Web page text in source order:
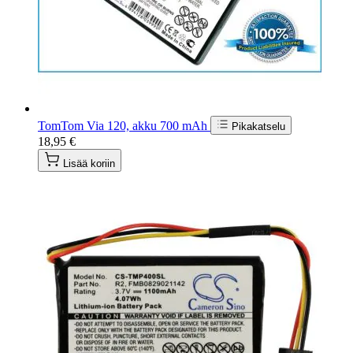
TomTom Via 120, akku 700 mAh Pikakatselu
18,95 €
Lisää koriin